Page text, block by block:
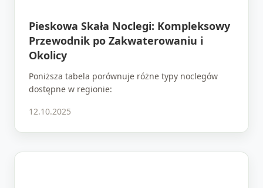
Pieskowa Skała Noclegi: Kompleksowy
Przewodnik po Zakwaterowaniu i
Okolicy
Poniższa tabela porównuje różne typy noclegów
dostępne w regionie:
12.10.2025